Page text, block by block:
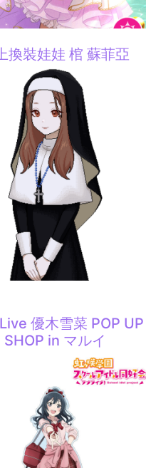
換裝娃娃 棺 蘇菲亞
優木雪菜 POP UP
SHOP in マルイ